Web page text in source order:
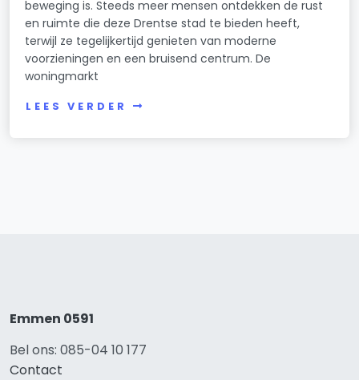
beweging is. Steeds meer mensen ontdekken de rust
en ruimte die deze Drentse stad te bieden heeft,
terwijl ze tegelijkertijd genieten van moderne
voorzieningen en een bruisend centrum. De
woningmarkt
LEES VERDER
Emmen 0591
Bel ons: 085-04 10 177
Contact